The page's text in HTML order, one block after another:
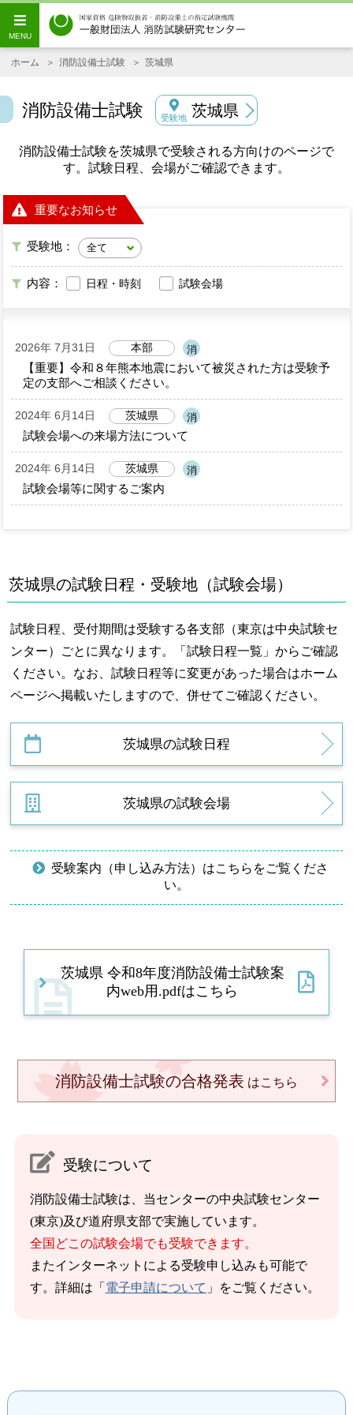
ホーム 消防設備士試験 茨城県
消防設備士試験 受験地 茨城県
消防設備士試験を茨城県で受験される方向けのページで
す。試験日程、会場がご確認できます。
重要なお知らせ
受験地：
内容： 日程・時刻 試験会場
2026年 7月31日 本部 消
【重要】令和８年熊本地震において被災された方は受験予
定の支部へご相談ください。
2024年 6月14日 茨城県 消
試験会場への来場方法について
2024年 6月14日 茨城県 消
試験会場等に関するご案内
茨城県の試験日程・受験地（試験会場）
試験日程、受付期間は受験する各支部（東京は中央試験セ
ンター）ごとに異なります。「試験日程一覧」からご確認
ください。なお、試験日程等に変更があった場合はホーム
ページへ掲載いたしますので、併せてご確認ください。
茨城県の試験日程
茨城県の試験会場
受験案内（申し込み方法）はこちらをご覧くださ
い。
茨城県 令和8年度消防設備士試験案
内web用.pdfはこちら
消防設備士試験の合格発表 はこちら
受験について
消防設備士試験は、当センターの中央試験センター
(東京)及び道府県支部で実施しています。
全国どこの試験会場でも受験できます。
またインターネットによる受験申し込みも可能で
す。詳細は「 電子申請について 」をご覧ください。